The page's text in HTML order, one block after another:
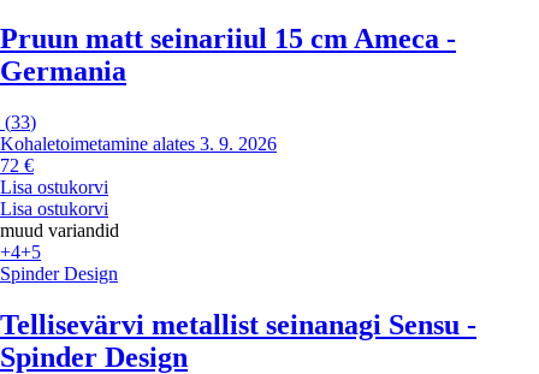
Pruun matt seinariiul 15 cm Ameca -
Germania
(33)
Kohaletoimetamine alates 3. 9. 2026
72 €
Lisa ostukorvi
Lisa ostukorvi
muud variandid
+4+5
Spinder Design
Tellisevärvi metallist seinanagi Sensu -
Spinder Design